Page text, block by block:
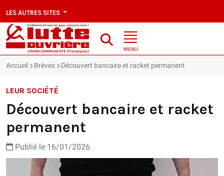
LES AUTRES SITES
MENU
Accueil Brèves Découvert bancaire et racket permanent
LEUR SOCIÉTÉ
Découvert bancaire et racket
permanent
Publié le 16/01/2026